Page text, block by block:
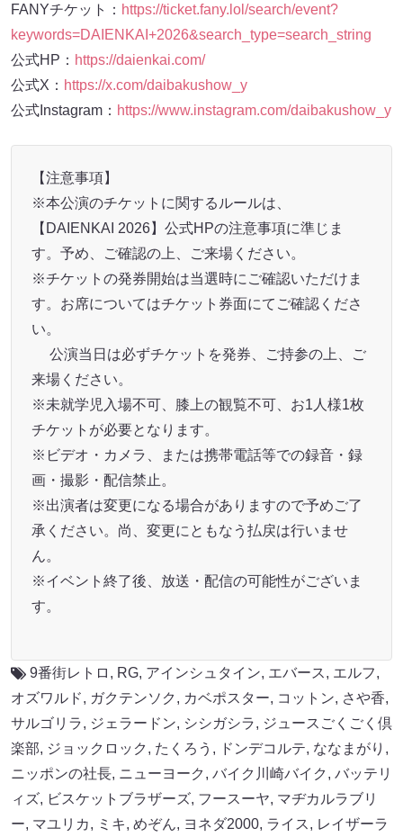
FANYチケット： https://ticket.fany.lol/search/event?
keywords=DAIENKAI+2026&search_type=search_string
公式HP： https://daienkai.com/
公式X： https://x.com/daibakushow_y
公式Instagram： https://www.instagram.com/daibakushow_y
【注意事項】
※本公演のチケットに関するルールは、
【DAIENKAI 2026】公式HPの注意事項に準じま
す。予め、ご確認の上、ご来場ください。
※チケットの発券開始は当選時にご確認いただけま
す。お席についてはチケット券面にてご確認くださ
い。
公演当日は必ずチケットを発券、ご持参の上、ご
来場ください。
※未就学児入場不可、膝上の観覧不可、お1人様1枚
チケットが必要となります。
※ビデオ・カメラ、または携帯電話等での録音・録
画・撮影・配信禁止。
※出演者は変更になる場合がありますので予めご了
承ください。尚、変更にともなう払戻は行いませ
ん。
※イベント終了後、放送・配信の可能性がございま
す。
9番街レトロ , RG, アインシュタイン, エバース, エルフ,
オズワルド, ガクテンソク , カベポスター, コットン, さや香,
サルゴリラ, ジェラードン, シシガシラ, ジュースごくごく倶
楽部, ジョックロック , たくろう , ドンデコルテ, ななまがり ,
ニッポンの社長, ニューヨーク , バイク川崎バイク , バッテリ
ィズ, ビスケットブラザーズ, フースーヤ, マヂカルラブリ
ー, マユリカ, ミキ, めぞん, ヨネダ2000, ライス, レイザーラ